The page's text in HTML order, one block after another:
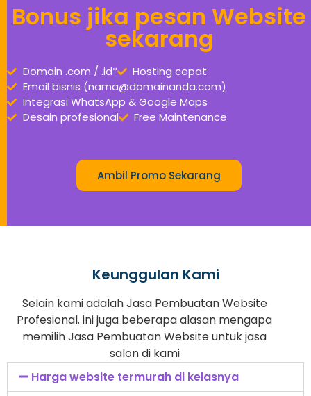
Bonus jika pesan Website
sekarang
Domain .com / .id*
Hosting cepat
Email bisnis (nama@domainanda.com)
Integrasi WhatsApp & Google Maps
Desain profesional
Free Maintenance
Ambil Promo Sekarang
Keunggulan Kami
Selain kami adalah Jasa Pembuatan Website
Profesional. ini juga beberapa alasan mengapa
memilih Jasa Pembuatan Website untuk jasa
salon di kami
Harga website termurah di kelasnya